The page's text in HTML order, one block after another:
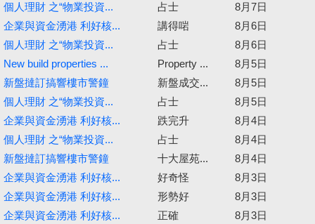
個人理財 之“物業投資...
占士
8月7日
企業與資金湧港 利好核...
講得啱
8月6日
個人理財 之“物業投資...
占士
8月6日
New build properties ...
Property ...
8月5日
新盤撻訂搞響樓市警鐘
新盤成交...
8月5日
個人理財 之“物業投資...
占士
8月5日
企業與資金湧港 利好核...
跌完升
8月4日
個人理財 之“物業投資...
占士
8月4日
新盤撻訂搞響樓市警鐘
十大屋苑...
8月4日
企業與資金湧港 利好核...
好奇怪
8月3日
企業與資金湧港 利好核...
形勢好
8月3日
企業與資金湧港 利好核...
正確 8月3日